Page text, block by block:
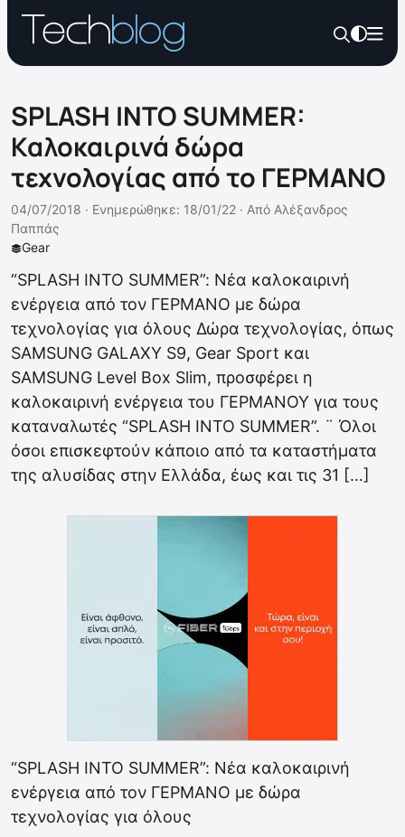
SPLASH INTO SUMMER:
Καλοκαιρινά δώρα
τεχνολογίας από το ΓΕΡΜΑΝΟ
Gear
04/07/2018 · Ενημερώθηκε: 18/01/22 · Από Αλέξανδρος
Παππάς
“SPLASH INTO SUMMER”: Νέα καλοκαιρινή
ενέργεια από τον ΓΕΡΜΑΝΟ με δώρα
τεχνολογίας για όλους Δώρα τεχνολογίας, όπως
SAMSUNG GALAXY S9, Gear Sport και
SAMSUNG Level Box Slim, προσφέρει η
καλοκαιρινή ενέργεια του ΓΕΡΜΑΝΟΥ για τους
καταναλωτές “SPLASH INTO SUMMER”. ¨ Όλοι
όσοι επισκεφτούν κάποιο από τα καταστήματα
της αλυσίδας στην Ελλάδα, έως και τις 31 […]
“SPLASH INTO SUMMER”: Νέα καλοκαιρινή
ενέργεια από τον ΓΕΡΜΑΝΟ με δώρα
τεχνολογίας για όλους